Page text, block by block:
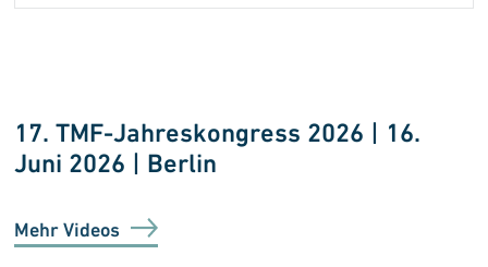
17. TMF-Jahreskongress 2026 | 16.
Juni 2026 | Berlin
Mehr Videos